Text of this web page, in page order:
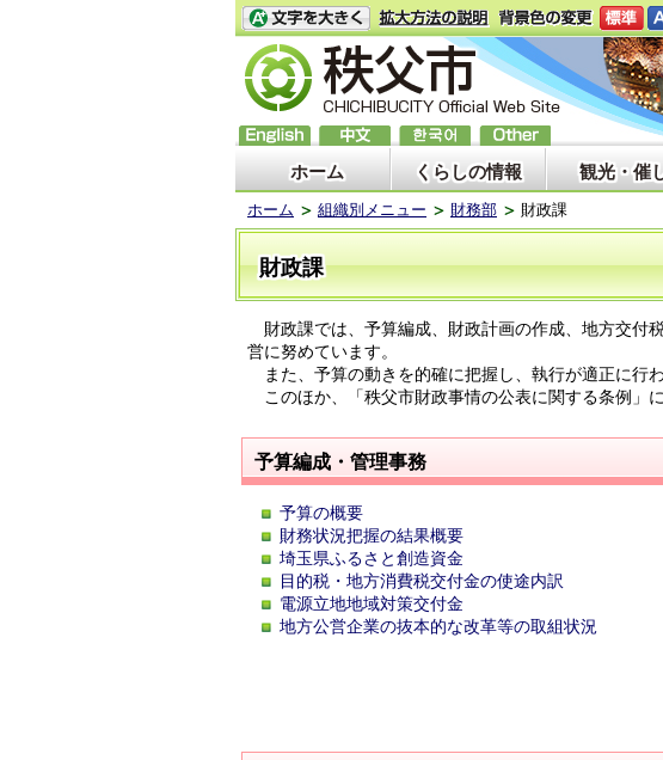
ホーム くらしの情報 観光・催
ホーム 組織別メニュー 財務部 財政課
財政課
財政課では、予算編成、財政計画の作成、地方交付
営に努めています。
また、予算の動きを的確に把握し、執行が適正に行
このほか、「秩父市財政事情の公表に関する条例」
予算編成・管理事務
予算の概要
財務状況把握の結果概要
埼玉県ふるさと創造資金
目的税・地方消費税交付金の使途内訳
電源立地地域対策交付金
地方公営企業の抜本的な改革等の取組状況